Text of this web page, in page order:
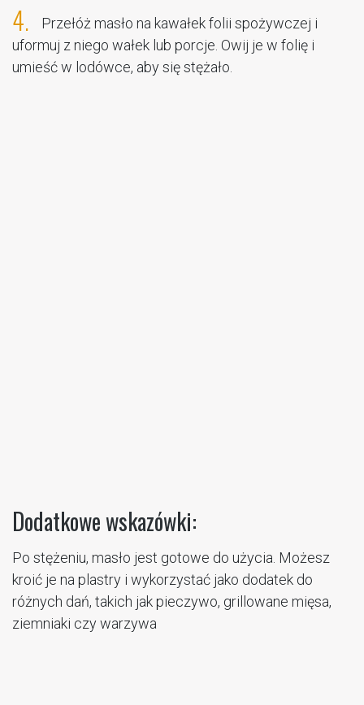
4.
Przełóż masło na kawałek folii spożywczej i
uformuj z niego wałek lub porcje. Owij je w folię i
umieść w lodówce, aby się stężało.
Dodatkowe wskazówki:
Po stężeniu, masło jest gotowe do użycia. Możesz
kroić je na plastry i wykorzystać jako dodatek do
różnych dań, takich jak pieczywo, grillowane mięsa,
ziemniaki czy warzywa